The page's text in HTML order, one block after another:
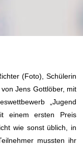
(Foto), Schülerin
Jens Gottlöber, mit
„Jugend
einem ersten Preis
wie sonst üblich, in
mussten ihr